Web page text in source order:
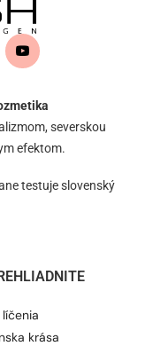
severskou
efektom.
testuje slovenský
líčenia
krása